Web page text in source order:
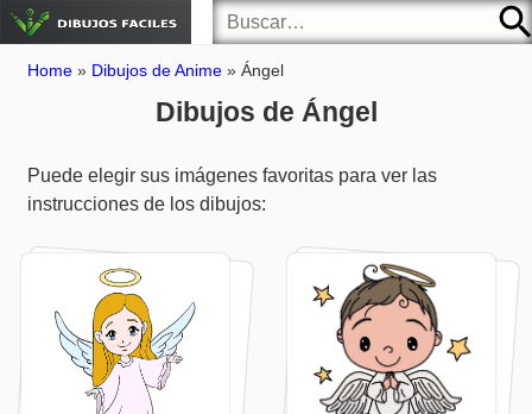
Home » Dibujos de Anime »Ángel
Dibujos de Ángel
Puede elegir sus imágenes favoritas para ver las
instrucciones de los dibujos: